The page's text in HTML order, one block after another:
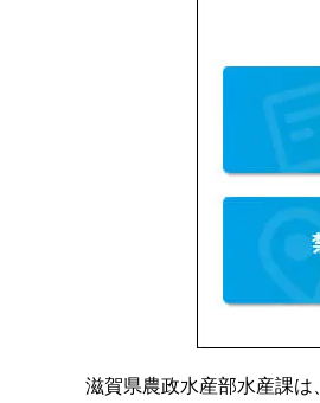
滋賀県農政水産部水産課は、